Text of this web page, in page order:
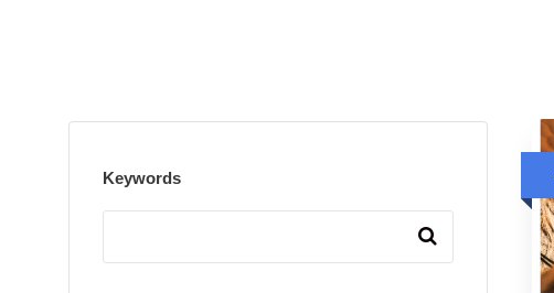
Keywords